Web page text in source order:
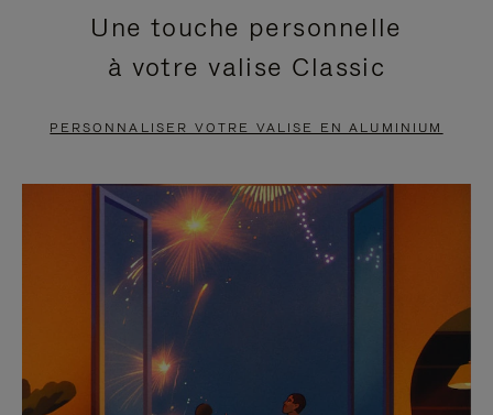
EN
PAUSE,
APPUYEZ
POUR
METTRE
PAUSE
VIDÉO
EST
DÉSACTIVÉ.
CLIQUER
POUR
RÉACTIVER
LE
SON
Une touche personnelle
à votre valise Classic
PERSONNALISER VOTRE VALISE EN ALUMINIUM